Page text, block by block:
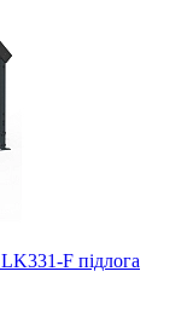
F підлога